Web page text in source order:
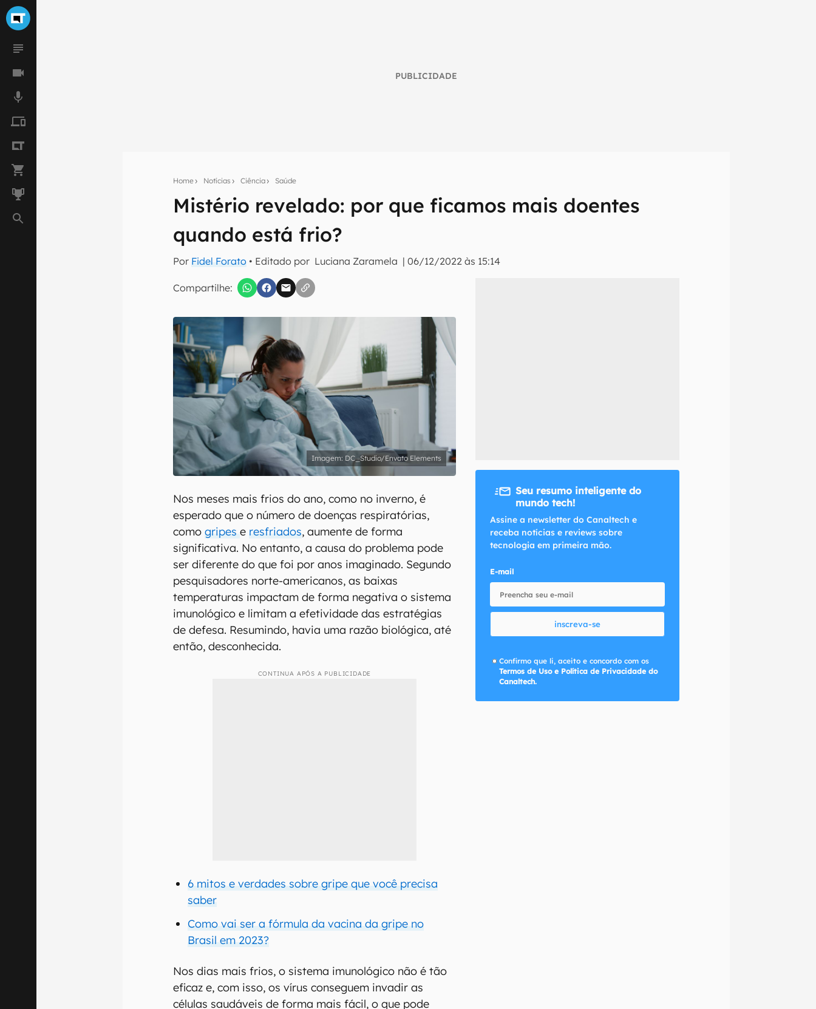
PUBLICIDADE
Home Notícias Ciência Saúde
Mistério revelado: por que ficamos mais doentes
quando está frio?
Por Fidel Forato • Editado por Luciana Zaramela |06/12/2022 às 15:14
Compartilhe:
Seu resumo inteligente do mundo tech!
Assine a newsletter do Canaltech e receba notícias e reviews sobre tecnologia em primeira
inscreva-se
Confirmo que li, aceito e concordo com os Termos de Uso e Política de Privacidade do Canaltech.
DC_Studio/Envato Elements
Nos meses mais frios do ano, como no inverno, é
esperado que o número de doenças respiratórias,
comogripese resfriados, aumente de forma
significativa. No entanto, a causa do problema pode
ser diferente do que foi por anos imaginado. Segundo
pesquisadores norte-americanos, as baixas
temperaturas impactam de forma negativa o sistema
imunológico e limitam a efetividade das estratégias
de defesa. Resumindo, havia uma razão biológica, até
então, desconhecida.
CONTINUA APÓS A PUBLICIDADE
6 mitos e verdades sobre gripe que você precisa
saber
Como vai ser a fórmula da vacina da gripe no
Brasil em 2023?
Nos dias mais frios, o sistema imunológico não é tão
eficaz e, com isso, os vírus conseguem invadir as
células saudáveis de forma mais fácil, o que pode
Seu resumo inteligente do
mundo tech!
Assine a newsletter do Canaltech e
receba notícias e reviews sobre
tecnologia em primeira mão.
E-mail
inscreva-se
Confirmo que li, aceito e concordo com os
Termos de Uso e Política de Privacidade do
Canaltech.